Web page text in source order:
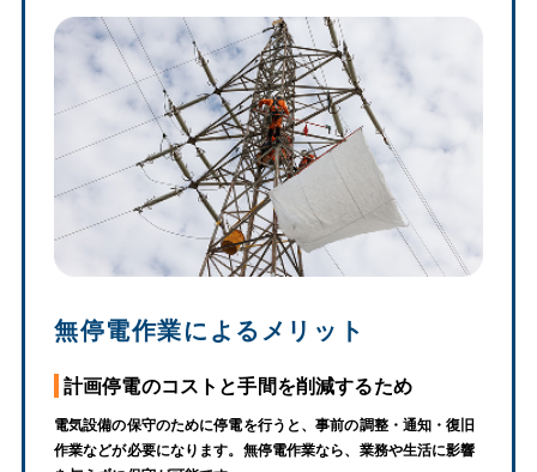
無停電作業によるメリット
計画停電のコストと手間を削減するため
電気設備の保守のために停電を行うと、事前の調整・通知・復旧
作業などが必要になります。無停電作業なら、業務や生活に影響